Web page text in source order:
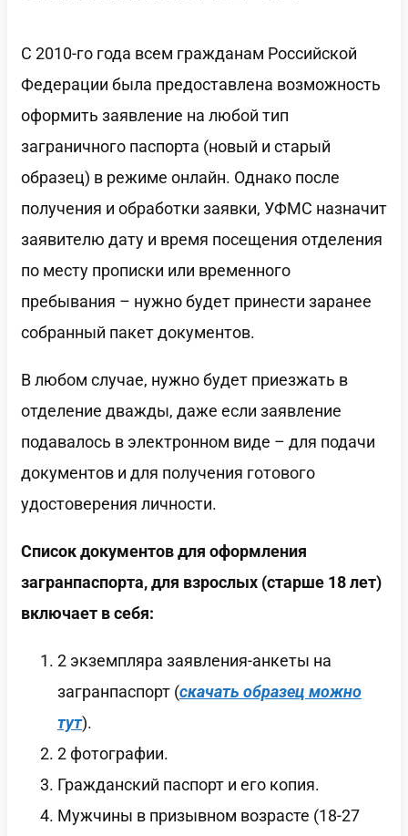
С 2010-го года всем гражданам Российской
Федерации была предоставлена возможность
оформить заявление на любой тип
заграничного паспорта (новый и старый
образец) в режиме онлайн. Однако после
получения и обработки заявки, УФМС назначит
заявителю дату и время посещения отделения
по месту прописки или временного
пребывания – нужно будет принести заранее
собранный пакет документов.
В любом случае, нужно будет приезжать в
отделение дважды, даже если заявление
подавалось в электронном виде – для подачи
документов и для получения готового
удостоверения личности.
Список документов для оформления
загранпаспорта, для взрослых (старше 18 лет)
включает в себя:
2 экземпляра заявления-анкеты на
загранпаспорт (скачать образец можно
тут).
2 фотографии.
Гражданский паспорт и его копия.
Мужчины в призывном возрасте (18-27